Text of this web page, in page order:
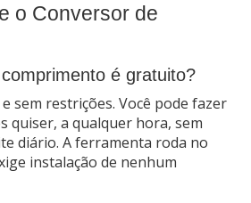
o Conversor de
é gratuito?
sem restrições. Você pode fazer
quiser, a qualquer hora, sem
diário. A ferramenta roda no
instalação de nenhum